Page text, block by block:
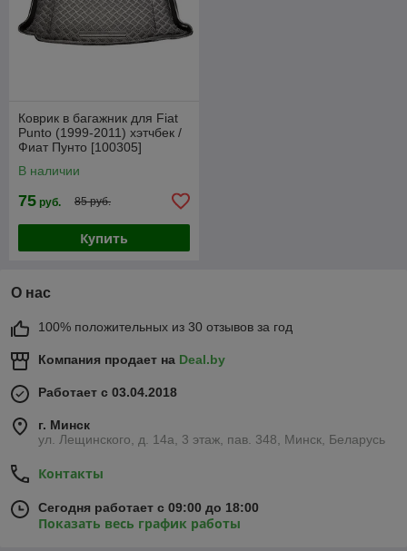
Коврик в багажник для Fiat
Punto (1999-2011) хэтчбек /
Фиат Пунто [100305]
В наличии
75 руб. 85 руб.
Купить
О нас
100% положительных из 30 отзывов за год
Компания продает на Deal.by
Работает с 03.04.2018
г. Минск
ул. Лещинского, д. 14а, 3 этаж, пав. 348, Минск, Беларусь
Контакты
Сегодня работает с 09:00 до 18:00
Показать весь график работы